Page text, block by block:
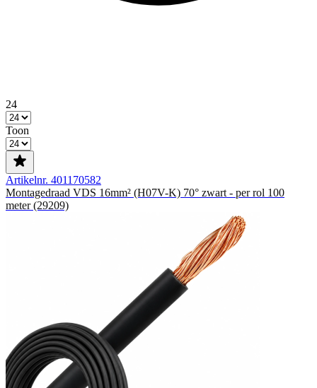
24
Toon
Artikelnr. 401170582
Montagedraad VDS 16mm² (H07V-K) 70° zwart - per rol 100
meter (29209)